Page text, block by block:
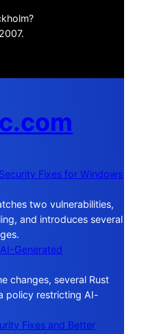
Fixes for Windows
two vulnerabilities,
and introduces several
Generated
changes, several Rust
policy restricting AI-
Fixes and Better